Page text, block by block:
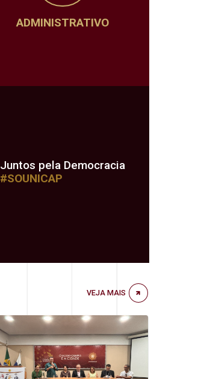
ADMINISTRATIVO
Juntos pela Democracia
#SOUNICAP
VEJA MAIS